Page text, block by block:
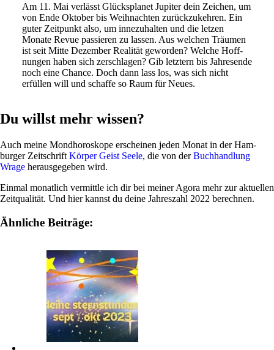
Am 11. Mai ver­lässt Glücks­planet Jupiter dein Zei­chen, um
von Ende Oktober bis Weih­nachten zurück­zu­kehren. Ein
guter Zeit­punkt also, um inne­zu­halten und die letzen
Monate Revue pas­sieren zu lassen. Aus wel­chen Träumen
ist seit Mitte Dezember Rea­lität geworden? Welche Hoff­
nungen haben sich zer­schlagen? Gib letz­tern bis Jah­res­ende
noch eine Chance. Doch dann lass los, was sich nicht
erfüllen will und schaffe so Raum für Neues.
Du willst mehr wissen?
Auch meine Mond­ho­ro­skope erscheinen jeden Monat in der Ham­
burger Zeit­schrift Körper Geist Seele, die von derBuch­hand­lung
Wrage her­aus­ge­geben wird.
Einmal monat­lich ver­mittle ich dir bei meiner Agora mehr zur aktu­ellen
Zeit­qua­lität. Und hier kannst du deine Jah­res­zahl 2022 berechnen.
Ähnliche Beiträge: